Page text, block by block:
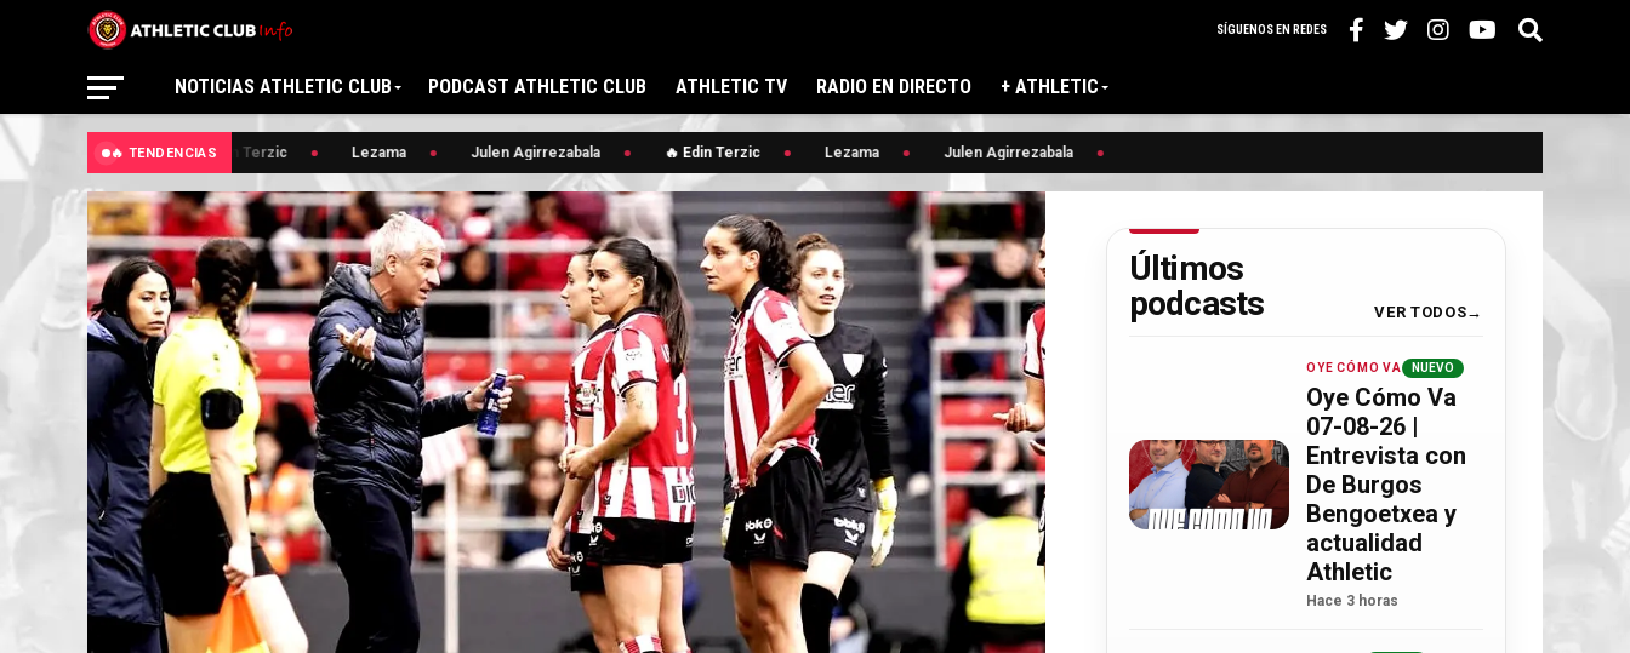
SÍGUENOS EN REDES
NOTICIAS ATHLETIC CLUB PODCAST ATHLETIC CLUB ATHLETIC TV RADIO EN DIRECTO + ATHLETIC
🔥 TENDENCIAS🔥 Edin Terzic Lezama Julen Agirrezabala 🔥 Edin Terzic Lezama Julen Agirrezabala
Últimos
podcasts
VER TODOS
OYE CÓMO VA NUEVO
Oye Cómo Va
07-08-26 |
Entrevista con
De Burgos
Bengoetxea y
actualidad
Athletic
Hace 3 horas